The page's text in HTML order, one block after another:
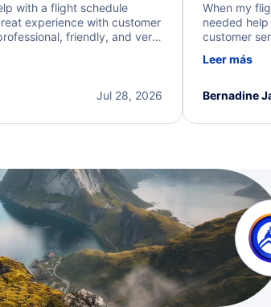
with a flight schedule
experience with customer
friendly, and very
informed of the next steps.
Jul 28, 2026
When my
needed
customer
process.
I truly
Leer más
Bernadine